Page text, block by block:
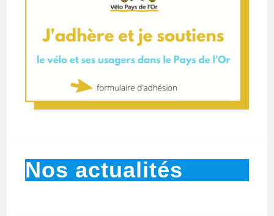
Nos actualités